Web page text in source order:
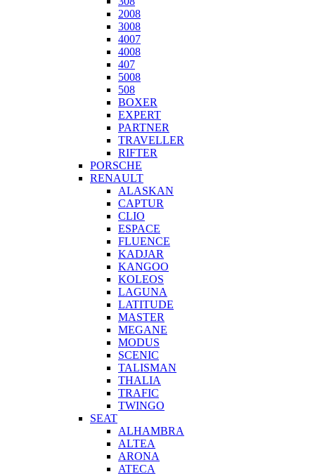
2008
3008
4007
4008
407
5008
508
BOXER
EXPERT
PARTNER
TRAVELLER
RIFTER
PORSCHE
RENAULT
ALASKAN
CAPTUR
CLIO
ESPACE
FLUENCE
KADJAR
KANGOO
KOLEOS
LAGUNA
LATITUDE
MASTER
MEGANE
MODUS
SCENIC
TALISMAN
THALIA
TRAFIC
TWINGO
SEAT
ALHAMBRA
ALTEA
ARONA
ATECA